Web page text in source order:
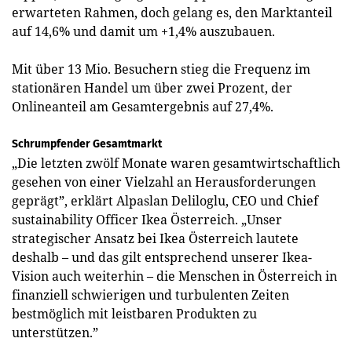
erwarteten Rahmen, doch gelang es, den Marktanteil
auf 14,6% und damit um +1,4% auszubauen.
Mit über 13 Mio. Besuchern stieg die Frequenz im
stationären Handel um über zwei Prozent, der
Onlineanteil am Gesamtergebnis auf 27,4%.
Schrumpfender Gesamtmarkt
„Die letzten zwölf Monate waren gesamtwirtschaftlich
gesehen von einer Vielzahl an Herausforderungen
geprägt”, erklärt Alpaslan Deliloglu, CEO und Chief
sustainability Officer Ikea Österreich. „Unser
strategischer Ansatz bei Ikea Österreich lautete
deshalb – und das gilt entsprechend unserer Ikea-
Vision auch weiterhin – die Menschen in Österreich in
finanziell schwierigen und turbulenten Zeiten
bestmöglich mit leistbaren Produkten zu
unterstützen.”